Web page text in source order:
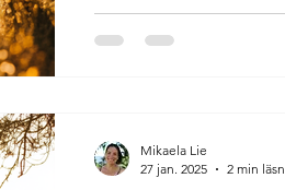
Mikaela Lie
27 jan. 2025
2 min